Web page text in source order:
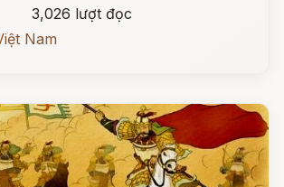
3,026 lượt đọc
Nam